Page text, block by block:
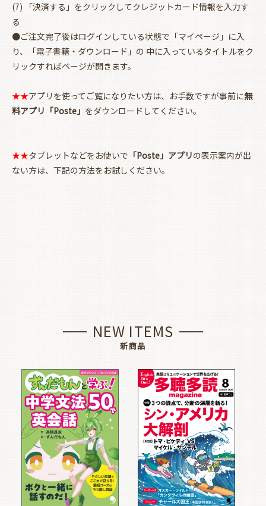
(7) 「決済する」をクリックしてクレジットカード情報を入力す
る
●ご注文完了後はログインしている状態で「マイページ」に入
り、「電子書籍・ダウンロード」の 中に入っているタイトルをク
リックすればページが開きます。
★★アプリを使ってご覧になりたい方は、お手数ですが事前に無
料アプリ「Poste」 をダウンロードしてください。
★★タブレットなどをお使いで 「Poste」アプリの表示案内が出
ない方は、下記の方法をお試しください。
NEW ITEMS
新商品